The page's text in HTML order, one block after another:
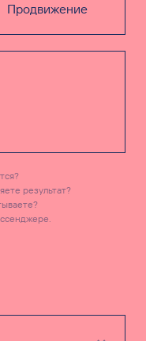
Продвижение
результат?